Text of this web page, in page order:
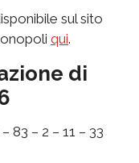
sul sito
qui.
di
83 – 2 – 11 – 33